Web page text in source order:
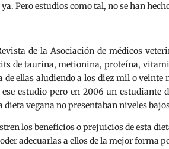
Pero estudios como tal, no se han
de la Asociación de médicos
de taurina, metionina, proteína,
ellas aludiendo a los diez mil o
estudio pero en 2006 un
vegana no presentaban niveles
los beneficios o prejuicios de esta
adecuarlas a ellos de la mejor forma